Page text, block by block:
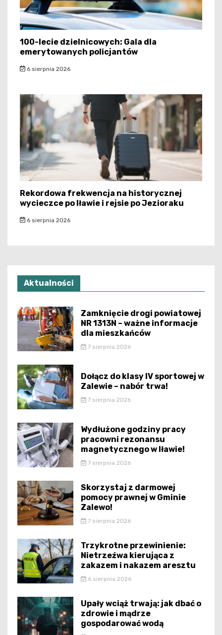
100-lecie dzielnicowych: Gala dla
emerytowanych policjantów
6 sierpnia 2026
Rekordowa frekwencja na historycznej
wycieczce po Iławie i rejsie po Jezioraku
6 sierpnia 2026
Aktualności
Zamknięcie drogi powiatowej
NR 1313N – ważne informacje
dla mieszkańców
7 sierpnia 2026
Dołącz do klasy IV sportowej w
Zalewie – nabór trwa!
7 sierpnia 2026
Wydłużone godziny pracy
pracowni rezonansu
magnetycznego w Iławie!
7 sierpnia 2026
Skorzystaj z darmowej
pomocy prawnej w Gminie
Zalewo!
7 sierpnia 2026
Trzykrotne przewinienie:
Nietrzeźwa kierująca z
zakazem i nakazem aresztu
6 sierpnia 2026
Upały wciąż trwają: jak dbać o
zdrowie i mądrze
gospodarować wodą